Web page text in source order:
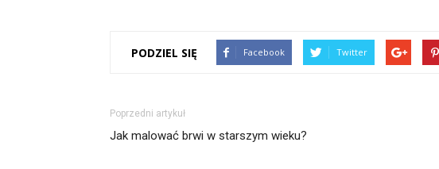
PODZIEL SIĘ Facebook Twitter
Poprzedni artykuł
Jak malować brwi w starszym wieku?